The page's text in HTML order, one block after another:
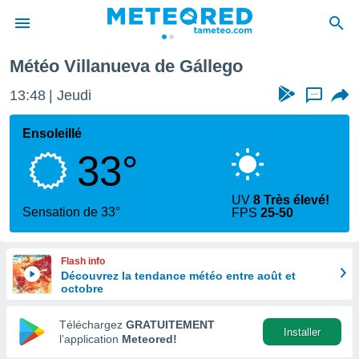
de
en
Météo Villanueva de Gállego
13:48 Jeudi ...
Ensoleillé
33°
Sensation de 33°
UV8 Très élevé!
FPS25-50
Flash info
Découvrez la tendance météo entre août et
octobre
Téléchargez GRATUITEMENT
l’application Meteored!
Installer